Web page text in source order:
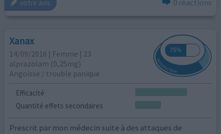
votre avis 0 réactions
Xanax
14/09/2016 | Femme | 23
alprazolam (0,25mg)
Angoisse / trouble panique
Efficacité
Quantité effets secondaires
Prescrit par mon médecin suite à des attaques de